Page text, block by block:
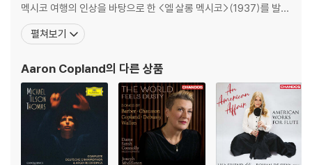
멕시코 여행의 인상을 바탕으로 한 <엘 살롱 멕시코>(1937)를 발표
하여 넓은 음악층을 사로잡았다. 그 뒤로 코플런드는 미국적인 요소
를 순음악으로 살려, 미국이라는 이미지를 클래식 작품에 심는 데 성
<빌리 더 키드>,
펼쳐보기
Aaron Copland의 다른 상품